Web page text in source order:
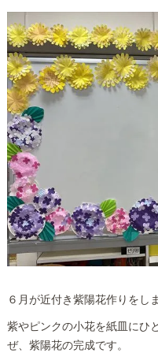
６月が近付き紫陽花作りをし
紫やピンクの小花を紙皿にひ
ぜ、紫陽花の完成です。